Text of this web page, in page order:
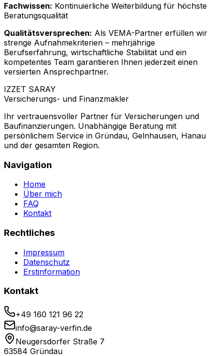
Fachwissen: Kontinuierliche Weiterbildung für höchste
Beratungsqualität
Qualitätsversprechen: Als VEMA-Partner erfüllen wir
strenge Aufnahmekriterien – mehrjährige
Berufserfahrung, wirtschaftliche Stabilität und ein
kompetentes Team garantieren Ihnen jederzeit einen
versierten Ansprechpartner.
IZZET SARAY
Versicherungs- und Finanzmakler
Ihr vertrauensvoller Partner für Versicherungen und
Baufinanzierungen. Unabhängige Beratung mit
persönlichem Service in Gründau, Gelnhausen, Hanau
und der gesamten Region.
Navigation
Home
Über mich
FAQ
Kontakt
Rechtliches
Impressum
Datenschutz
Erstinformation
Kontakt
+49 160 121 96 22
info@saray-verfin.de
Neugersdorfer Straße 7
63584 Gründau